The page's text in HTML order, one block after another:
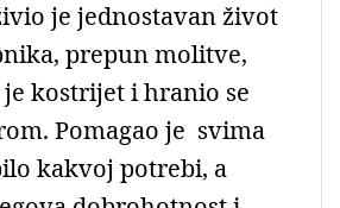
je jednostavan život
prepun molitve,
kostrijet i hranio se
Pomagao je svima
kakvoj potrebi, a